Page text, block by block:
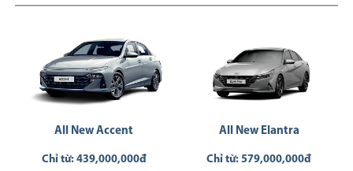
All New Accent
Chỉ từ: 439,000,000đ
All New Elantra
Chỉ từ: 579,000,000đ